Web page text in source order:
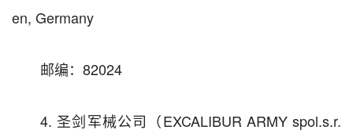
en, Germany
邮编：82024
4. 圣剑军械公司（EXCALIBUR ARMY spol.s.r.